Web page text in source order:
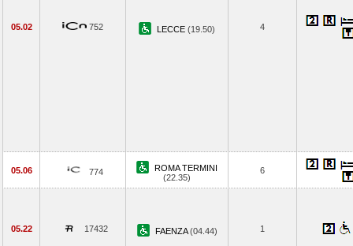
05.02 752 LECCE (19.50) 4
05.06 774
ROMA TERMINI
(22.35)
6
05.22 17432 FAENZA(04.44) 1